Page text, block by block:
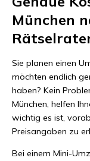
München
Sie planen einen
möchten endlich
haben? Kein
München, helfen
wichtig es ist,
Preisangaben zu
Bei einem Mini-